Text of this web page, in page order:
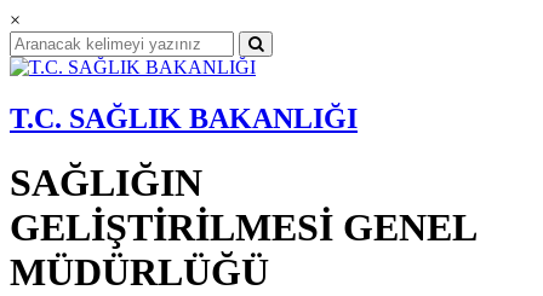
×
T.C. SAĞLIK BAKANLIĞI
SAĞLIĞIN
GELİŞTİRİLMESİ GENEL
MÜDÜRLÜĞÜ